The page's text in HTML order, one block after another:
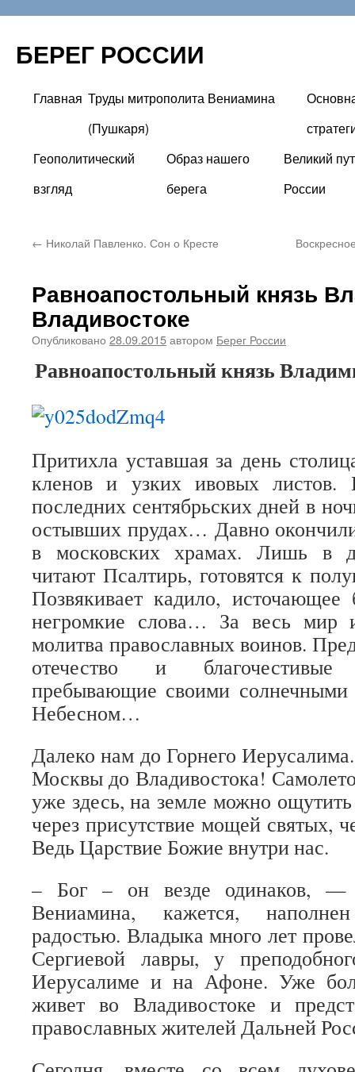
БЕРЕГ РОССИИ
Перейти
содержимому
Главная Труды митрополита Вениамина
(Пушкаря)
Геополитический
взгляд
Образ нашего
берега
Великий
России
← Николай Павленко. Сон о Кресте
Равноапостольный князь
Владивостоке
Опубликовано 28.09.2015автором Берег России
Равноапостольный князь
Притихла уставшая за день
кленов и узких ивовых листов.
последних сентябрьских дней в
остывших прудах… Давно
в московских храмах. Лишь в
читают Псалтирь, готовятся к
Позвякивает кадило, источающее
негромкие слова… За весь мир
молитва православных воинов.
отечество и
пребывающие своими
Небесном…
Далеко нам до Горнего
Москвы до Владивостока!
уже здесь, на земле можно
через присутствие мощей святых,
Ведь Царствие Божие внутри нас.
– Бог – он везде одинаков, —
Вениамина, кажется,
радостью. Владыка много лет
Сергиевой лавры, у
Иерусалиме и на Афоне. Уже
живет во Владивостоке и
православных жителей Дальней